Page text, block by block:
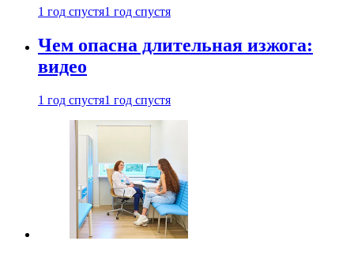
1 год спустя1 год спустя
Чем опасна длительная изжога:
видео
1 год спустя1 год спустя